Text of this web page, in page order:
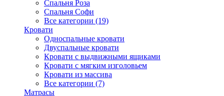
Спальня Роза
Спальня Софи
Все категории (19)
Кровати
Односпальные кровати
Двуспальные кровати
Кровати с выдвижными ящиками
Кровати с мягким изголовьем
Кровати из массива
Все категории (7)
Матрасы